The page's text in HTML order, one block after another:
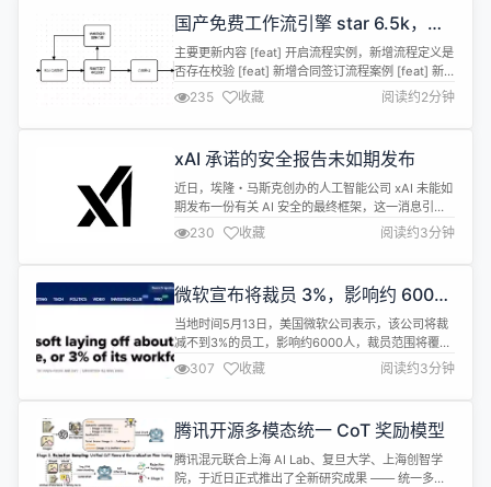
国产免费工作流引擎 star 6.5k，
Warm-Flow 升级 1.7.2（新增案例
和修复缺陷）
主要更新内容 [feat] 开启流程实例，新增流程定义是
否存在校验 [feat] 新增合同签订流程案例 [feat] 新
增企业采购流程案例 [update] mybatis-plus逻辑删
除，删除值和未删除值强制设置为0和1 [update] 合
并流程变量方法改成public修饰 [update] 如果没有
undefin...
235 收藏 阅读约2分钟
xAI 承诺的安全报告未如期发布
近日，埃隆・马斯克创办的人工智能公司 xAI 未能如
期发布一份有关 AI 安全的最终框架，这一消息引起
了监测机构 “Midas Project” 的关注。 xAI 在 AI 安
全方面的表现一直不尽如人意，其 AI 聊天机器人
Grok 在处理某些请求时，曾出现不当行为，比如不
比竞争对手如 Gemini 和 C...
230 收藏 阅读约3分钟
微软宣布将裁员 3%，影响约 6000
人
当地时间5月13日，美国微软公司表示，该公司将裁
减不到3%的员工，影响约6000人，裁员范围将覆盖
所有级别和地区。微软称，将在美国华盛顿州雷德蒙
德市裁员1985人。 微软发言人在给外媒CNBC的一
份声明中提到：此次微软裁员与业绩无关，目标之一
22.8万名员工。这是自2014年以来，微软11年里的
第三次大规模裁员...
307 收藏 阅读约3分钟
腾讯开源多模态统一 CoT 奖励模型
腾讯混元联合上海 AI Lab、复旦大学、上海创智学
院，于近日正式推出了全新研究成果 —— 统一多模